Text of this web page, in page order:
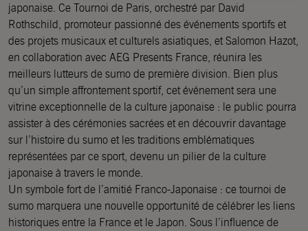
japonaise. Ce Tournoi de Paris, orchestré par David
Rothschild, promoteur passionné des événements sportifs et
des projets musicaux et culturels asiatiques, et Salomon Hazot,
en collaboration avec AEG Presents France, réunira les
meilleurs lutteurs de sumo de première division. Bien plus
qu’un simple affrontement sportif, cet événement sera une
vitrine exceptionnelle de la culture japonaise : le public pourra
assister à des cérémonies sacrées et en découvrir davantage
sur l’histoire du sumo et les traditions emblématiques
représentées par ce sport, devenu un pilier de la culture
japonaise à travers le monde.
Un symbole fort de l’amitié Franco-Japonaise : ce tournoi de
sumo marquera une nouvelle opportunité de célébrer les liens
historiques entre la France et le Japon. Sous l’influence de